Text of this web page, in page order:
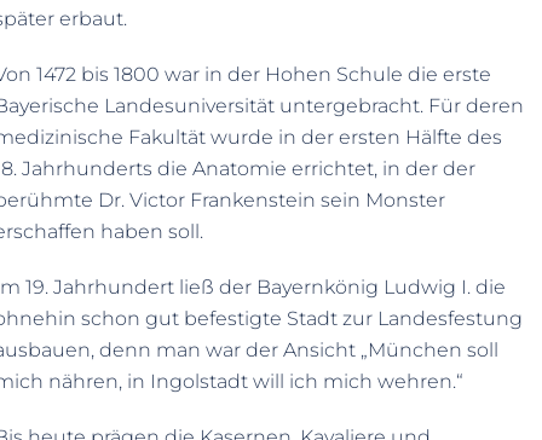
erbaut.
1472 bis 1800 war in der Hohen Schule die erste
Landesuniversität untergebracht. Für deren
Fakultät wurde in der ersten Hälfte des
Jahrhunderts die Anatomie errichtet, in der der
Dr. Victor Frankenstein sein Monster
haben soll.
19. Jahrhundert ließ der Bayernkönig Ludwig I. die
schon gut befestigte Stadt zur Landesfestung
denn man war der Ansicht „München soll
nähren, in Ingolstadt will ich mich wehren.“